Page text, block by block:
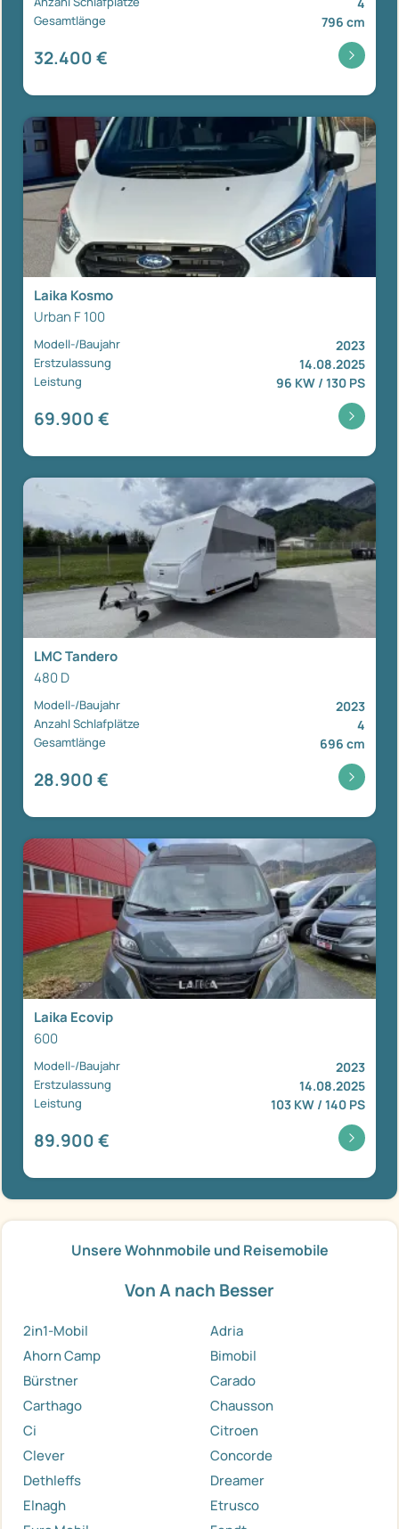
Gesamtlänge 796 cm
32.400 €
Laika Kosmo
Urban F 100
Modell-/Baujahr 2023
Erstzulassung 14.08.2025
Leistung 96 KW / 130 PS
69.900 €
LMC Tandero
480 D
Modell-/Baujahr 2023
Anzahl Schlafplätze 4
Gesamtlänge 696 cm
28.900 €
Laika Ecovip
600
Modell-/Baujahr 2023
Erstzulassung 14.08.2025
Leistung 103 KW / 140 PS
89.900 €
Unsere Wohnmobile und Reisemobile
Von A nach Besser
2in1-Mobil
Adria
Ahorn Camp
Bimobil
Bürstner
Carado
Carthago
Chausson
Ci
Citroen
Clever
Concorde
Dethleffs
Dreamer
Elnagh
Etrusco